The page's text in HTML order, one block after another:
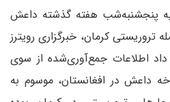
پنجشنبه‌شب هفته گذشته داعش
کرمان، خبرگزاری رویترز
داد اطلاعات جمع‌آوری‌شده از سوی
داعش در افغانستان، موسوم به